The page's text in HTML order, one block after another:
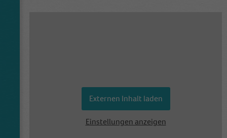
Externen Inhalt laden
Einstellungen anzeigen